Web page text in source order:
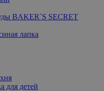
BAKER`S SECRET
лапка
для детей